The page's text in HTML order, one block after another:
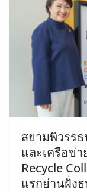
สยามพิวรร
และเครือข่
Recycle
แรกย่านฝั่ง